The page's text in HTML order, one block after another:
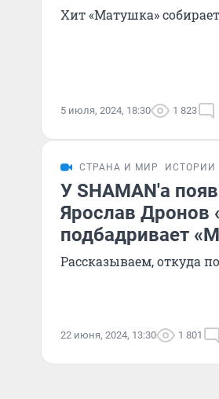
Хит «Матушка»
5 июля, 2024, 18:30 1 823
СТРАНА И МИР ИСТОРИИ
У SHAMAN'а
Ярослав Дронов
подбадривает
Рассказываем, откуда
22 июня, 2024, 13:30 1 801